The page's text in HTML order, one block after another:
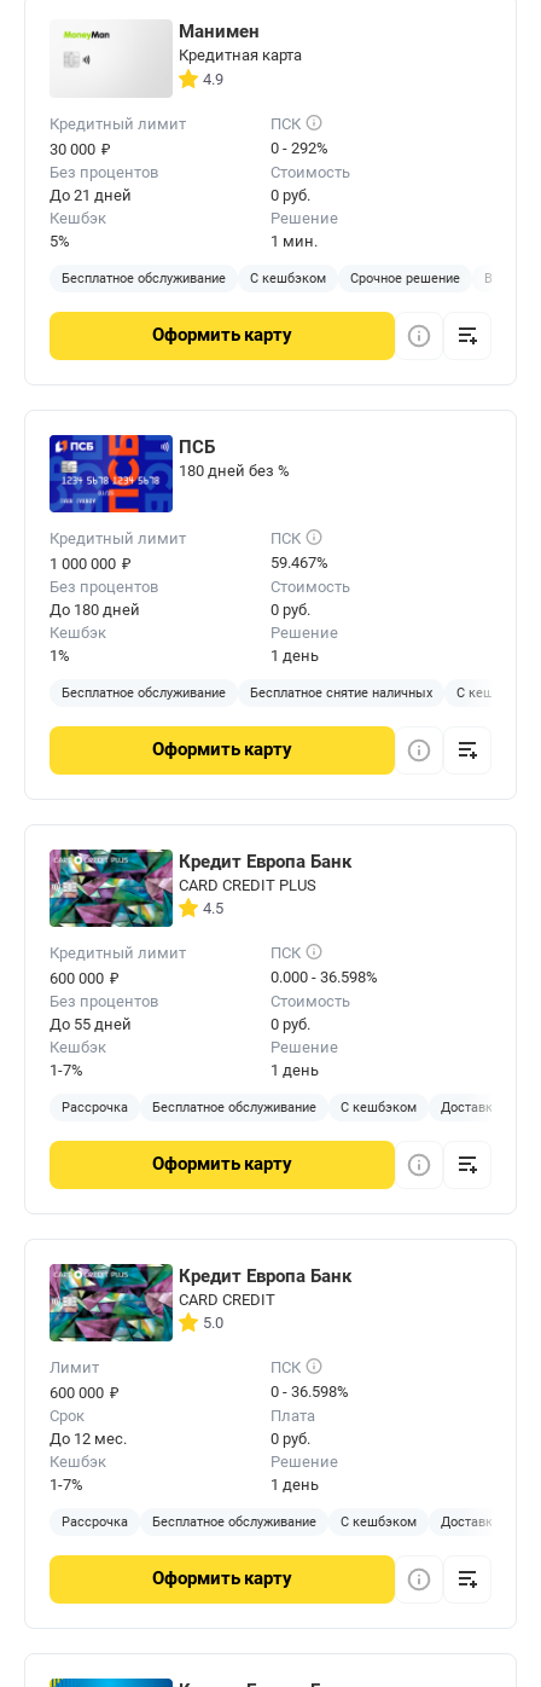
Манимен
Кредитная карта
4.9
Кредитный лимит
30 000 ₽
ПСК
0 - 292%
Без процентов
До 21 дней
Стоимость
0 руб.
Кешбэк
5%
Решение
1 мин.
Бесплатное обслуживание С кешбэком Срочное решение
Оформить карту
ПСБ
180 дней без %
Кредитный лимит
1 000 000 ₽
ПСК
59.467%
Без процентов
До 180 дней
Стоимость
0 руб.
Кешбэк
1%
Решение
1 день
Бесплатное обслуживание Бесплатное снятие наличных С кешбэком
Оформить карту
Кредит Европа Банк
CARD CREDIT PLUS
4.5
Кредитный лимит
600 000 ₽
ПСК
0.000 - 36.598%
Без процентов
До 55 дней
Стоимость
0 руб.
Кешбэк
1-7%
Решение
1 день
Рассрочка Бесплатное обслуживание С кешбэком Доставка на
Оформить карту
Кредит Европа Банк
CARD CREDIT
5.0
Лимит
600 000 ₽
ПСК
0 - 36.598%
Срок
До 12 мес.
Плата
0 руб.
Кешбэк
1-7%
Решение
1 день
Рассрочка Бесплатное обслуживание С кешбэком Доставка на
Оформить карту